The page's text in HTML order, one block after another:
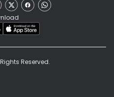
Reserved.